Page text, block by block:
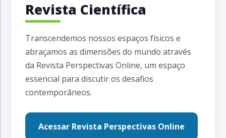
Revista Científica
Transcendemos nossos espaços físicos e
abraçamos as dimensões do mundo através
da Revista Perspectivas Online, um espaço
essencial para discutir os desafios
contemporâneos.
Acessar Revista Perspectivas Online